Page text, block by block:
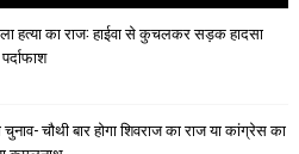
हत्या का राज: हाईवा से कुचलकर सड़क हादसा
चौथी बार होगा शिवराज का राज या कांग्रेस का